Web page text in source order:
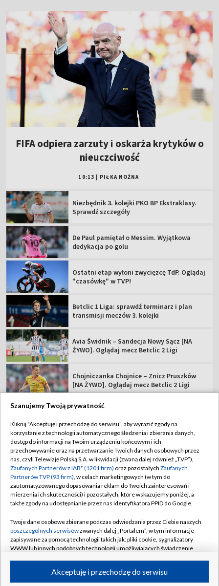
FIFA odpiera zarzuty i oskarża krytyków o
nieuczciwość
10:13 PIŁKA NOŻNA
Niezbędnik 3. kolejki PKO BP Ekstraklasy.
Sprawdź szczegóły
De Paul pamiętał o Messim. Wyjątkowa
dedykacja po golu
Ostatni etap wyłoni zwycięzcę TdP. Oglądaj
"czasówkę" w TVP!
Betclic 1 Liga: sprawdź terminarz i plan
transmisji meczów 3. kolejki
Avia Świdnik – Sandecja Nowy Sącz [NA
ŻYWO]. Oglądaj mecz Betclic 2 Ligi
Chojniczanka Chojnice – Znicz Pruszków
[NA ŻYWO]. Oglądaj mecz Betclic 2 Ligi
TVP
Abonament TVP
Sklep TVP
Biuro Reklamy
Oferta Handlowa
Emisja w TVP
Rada Programowa
Ogłoszenia przetargowe
Akademia Telewizyjna
Regulamin TVP
Polityka prywatności
Moje zgody
Biuro reklamy
Kanały
©2026 Telewizja Polska Spółka Akcyjna w likwidacji
Szanujemy Twoją prywatność
Kliknij "Akceptuję i przechodzę do serwisu", aby wyrazić zgody na
korzystanie z technologii automatycznego śledzenia i zbierania danych,
dostęp do informacji na Twoim urządzeniu końcowym i ich
przechowywanie oraz na przetwarzanie Twoich danych osobowych przez
nas, czyli Telewizję Polską S.A. w likwidacji (zwaną dalej również „TVP”),
Zaufanych Partnerów z IAB* (1201 firm) oraz pozostałych Zaufanych
Partnerów TVP (93 firm), w celach marketingowych (w tym do
zautomatyzowanego dopasowania reklam do Twoich zainteresowań i
mierzenia ich skuteczności) i pozostałych, które wskazujemy poniżej, a
także zgody na udostępnianie przez nas identyfikatora PPID do Google.
Twoje dane osobowe zbierane podczas odwiedzania przez Ciebie naszych
poszczególnych serwisówzwanych dalej „Portalem”, w tym informacje
zapisywane za pomocą technologii takich jak: pliki cookie, sygnalizatory
WWW lub innych podobnych technologii umożliwiających świadczenie
ruchu w Internecie.Akceptuję i przechodzę do serwisu